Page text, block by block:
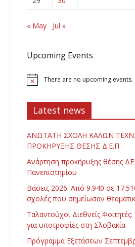
« May Jul »
Upcoming Events
There are no upcoming events.
Latest news
ΑΝΩΤΑΤΗ ΣΧΟΛΗ ΚΑΛΩΝ
ΠΡΟΚΗΡΥΞΗΣ ΘΕΣΗΣ Δ.Ε.Π.
Ανάρτηση προκήρυξης θέσης
Πανεπιστημίου
Βάσεις 2026: Από 9.940 σε
σχολές που σημείωσαν
Ταλαντούχοι Διεθνείς
για υποτροφίες στη Σλοβακία
Πρόγραμμα Εξετάσεων